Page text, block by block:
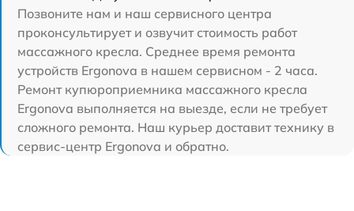
Позвоните нам и наш сервисного центра
проконсультирует и озвучит стоимость работ
массажного кресла. Среднее время ремонта
устройств Ergonova в нашем сервисном - 2 часа.
Ремонт купюроприемника массажного кресла
Ergonova выполняется на выезде, если не требует
сложного ремонта. Наш курьер доставит технику в
сервис-центр Ergonova и обратно.